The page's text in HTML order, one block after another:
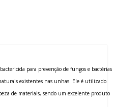
para prevenção de fungos e bactérias
existentes nas unhas. Ele é utilizado
de materiais, sendo um excelente produto